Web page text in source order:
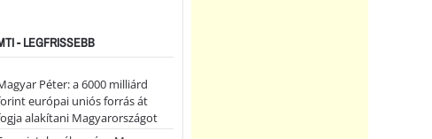
- LEGFRISSEBB
Péter: a 6000 milliárd
európai uniós forrás át
alakítani Magyarországot